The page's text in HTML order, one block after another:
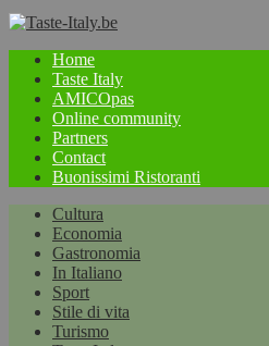
Home
Taste Italy
AMICOpas
Online community
Partners
Contact
Buonissimi Ristoranti
Cultura
Economia
Gastronomia
In Italiano
Sport
Stile di vita
Turismo